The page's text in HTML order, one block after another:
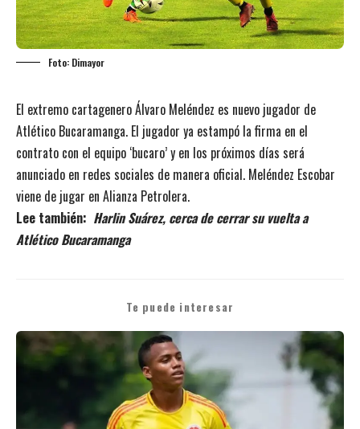
Foto: Dimayor
El extremo cartagenero Álvaro Meléndez es nuevo jugador de
Atlético Bucaramanga. El jugador ya estampó la firma en el
contrato con el equipo ‘bucaro’ y en los próximos días será
anunciado en redes sociales de manera oficial. Meléndez Escobar
viene de jugar en Alianza Petrolera.
Lee también: Harlin Suárez, cerca de cerrar su vuelta a
Atlético Bucaramanga
Te puede interesar